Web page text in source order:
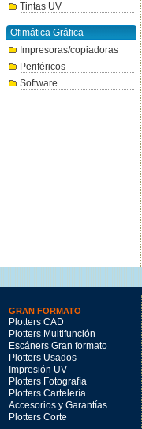
Tintas UV
Ofimática Gráfica
Impresoras/copiadoras
Periféricos
Software
Epson T6242 cian GS 950ml.
GRAN FORMATO
Plotters CAD
Plotters Multifunción
Escáners Gran formato
Plotters Usados
Impresión UV
Plotters Fotografía
Plotters Cartelería
Accesorios y Garantías
Plotters Corte